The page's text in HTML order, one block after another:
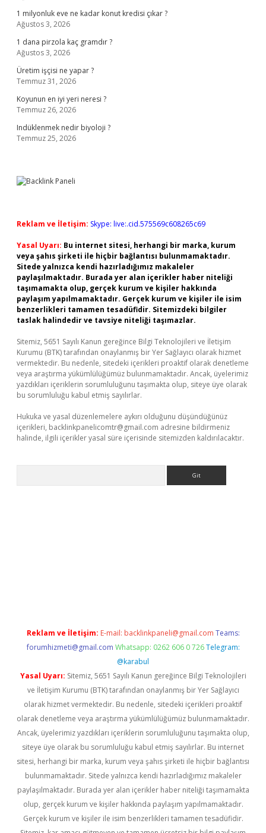
1 milyonluk eve ne kadar konut kredisi çıkar ?
Ağustos 3, 2026
1 dana pirzola kaç gramdır ?
Ağustos 3, 2026
Üretim işçisi ne yapar ?
Temmuz 31, 2026
Koyunun en iyi yeri neresi ?
Temmuz 26, 2026
Indüklenmek nedir biyoloji ?
Temmuz 25, 2026
Reklam ve İletişim: Skype: live:.cid.575569c608265c69
Yasal Uyarı: Bu internet sitesi, herhangi bir marka, kurum
veya şahıs şirketi ile hiçbir bağlantısı bulunmamaktadır.
Sitede yalnızca kendi hazırladığımız makaleler
paylaşılmaktadır. Burada yer alan içerikler haber niteliği
taşımamakta olup, gerçek kurum ve kişiler hakkında
paylaşım yapılmamaktadır. Gerçek kurum ve kişiler ile isim
benzerlikleri tamamen tesadüfidir. Sitemizdeki bilgiler
taslak halindedir ve tavsiye niteliği taşımazlar.
Sitemiz, 5651 Sayılı Kanun gereğince Bilgi Teknolojileri ve İletişim
Kurumu (BTK) tarafından onaylanmış bir Yer Sağlayıcı olarak hizmet
vermektedir. Bu nedenle, sitedeki içerikleri proaktif olarak denetleme
veya araştırma yükümlülüğümüz bulunmamaktadır. Ancak, üyelerimiz
yazdıkları içeriklerin sorumluluğunu taşımakta olup, siteye üye olarak
bu sorumluluğu kabul etmiş sayılırlar.
Hukuka ve yasal düzenlemelere aykırı olduğunu düşündüğünüz
içerikleri, backlinkpanelicomtr@gmail.com adresine bildirmeniz
halinde, ilgili içerikler yasal süre içerisinde sitemizden kaldırılacaktır.
Reklam ve İletişim: E-mail: backlinkpaneli@gmail.com Teams:
forumhizmeti@gmail.com Whatsapp: 0262 606 0 726 Telegram:
@karabul
Yasal Uyarı: Sitemiz, 5651 Sayılı Kanun gereğince Bilgi Teknolojileri
ve İletişim Kurumu (BTK) tarafından onaylanmış bir Yer Sağlayıcı
olarak hizmet vermektedir. Bu nedenle, sitedeki içerikleri proaktif
olarak denetleme veya araştırma yükümlülüğümüz bulunmamaktadır.
Ancak, üyelerimiz yazdıkları içeriklerin sorumluluğunu taşımakta olup,
siteye üye olarak bu sorumluluğu kabul etmiş sayılırlar. Bu internet
sitesi, herhangi bir marka, kurum veya şahıs şirketi ile hiçbir bağlantısı
bulunmamaktadır. Sitede yalnızca kendi hazırladığımız makaleler
paylaşılmaktadır. Burada yer alan içerikler haber niteliği taşımamakta
olup, gerçek kurum ve kişiler hakkında paylaşım yapılmamaktadır.
Gerçek kurum ve kişiler ile isim benzerlikleri tamamen tesadüfidir.